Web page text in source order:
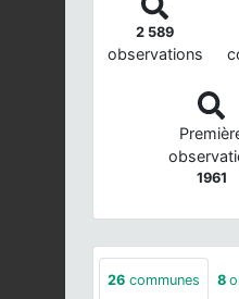
2 589
observations
1961
26 communes 8